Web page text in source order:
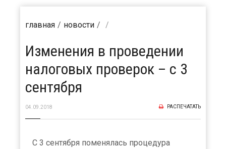
главная новости
Изменения в проведении
налоговых проверок – с 3
сентября
04.09.2018 РАСПЕЧАТАТЬ
С 3 сентября поменялась процедура